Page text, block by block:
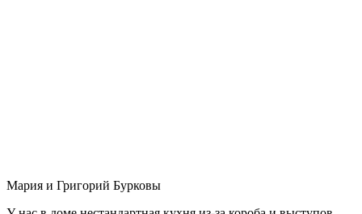
Мария и Григорий Бурковы